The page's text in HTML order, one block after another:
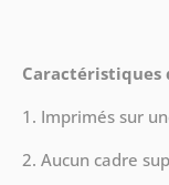
Caractéristiques
1. Imprimés sur
2. Aucun cadre